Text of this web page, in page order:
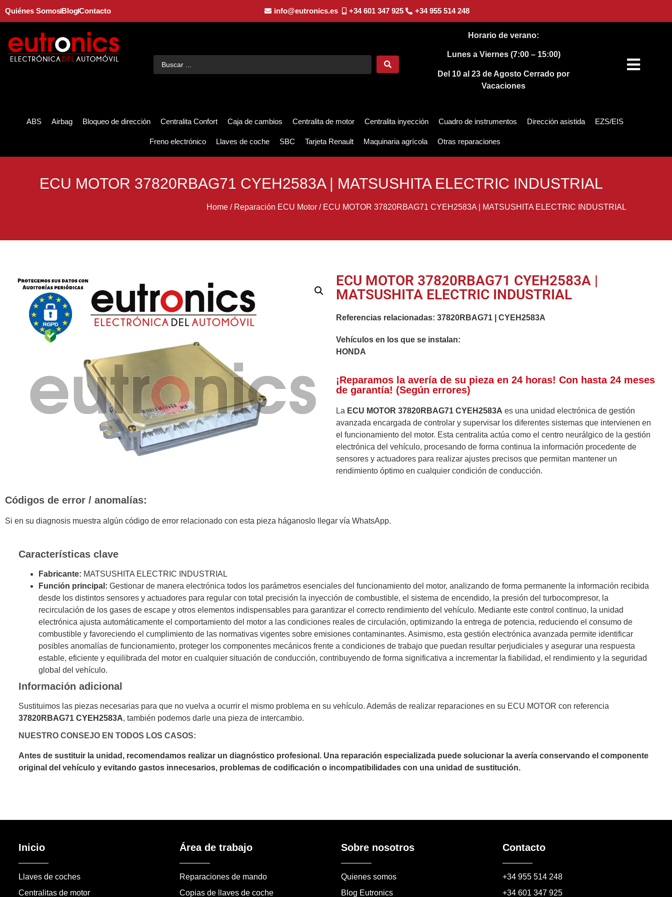
Quiénes SomosBlogContacto info@eutronics.es +34 601 347 925 +34 955 514 248
Horario de verano:
Lunes a Viernes (7:00 – 15:00)
Del 10 al 23 de AgostoCerrado por
Vacaciones
ABS Airbag Bloqueo de dirección Centralita Confort Caja de cambios Centralita de motor Centralita inyección Cuadro de instrumentos Dirección asistida EZS/EIS
Freno electrónico Llaves de coche SBC Tarjeta Renault Maquinaria agrícola Otras reparaciones
ECU MOTOR 37820RBAG71 CYEH2583A | MATSUSHITA ELECTRIC INDUSTRIAL
Home/ Reparación ECU Motor/ ECU MOTOR 37820RBAG71 CYEH2583A | MATSUSHITA ELECTRIC INDUSTRIAL
ECU MOTOR 37820RBAG71 CYEH2583A |
MATSUSHITA ELECTRIC INDUSTRIAL
Referencias relacionadas: 37820RBAG71 CYEH2583A
Vehículos en los que se instalan:
HONDA
¡Reparamos la avería de su pieza en 24 horas! Con hasta 24 meses
de garantía! (Según errores)
La ECU MOTOR 37820RBAG71 CYEH2583A es una unidad electrónica de gestión
avanzada encargada de controlar y supervisar los diferentes sistemas que intervienen en
el funcionamiento del motor. Esta centralita actúa como el centro neurálgico de la gestión
electrónica del vehículo, procesando de forma continua la información procedente de
sensores y actuadores para realizar ajustes precisos que permitan mantener un
rendimiento óptimo en cualquier condición de conducción.
Códigos de error / anomalías:
Si en su diagnosis muestra algún código de error relacionado con esta pieza háganoslo llegar vía WhatsApp.
Características clave
Fabricante: MATSUSHITA ELECTRIC INDUSTRIAL
Función principal: Gestionar de manera electrónica todos los parámetros esenciales del funcionamiento del motor, analizando de forma permanente la información recibida
desde los distintos sensores y actuadores para regular con total precisión la inyección de combustible, el sistema de encendido, la presión del turbocompresor, la
recirculación de los gases de escape y otros elementos indispensables para garantizar el correcto rendimiento del vehículo. Mediante este control continuo, la unidad
electrónica ajusta automáticamente el comportamiento del motor a las condiciones reales de circulación, optimizando la entrega de potencia, reduciendo el consumo de
combustible y favoreciendo el cumplimiento de las normativas vigentes sobre emisiones contaminantes. Asimismo, esta gestión electrónica avanzada permite identificar
posibles anomalías de funcionamiento, proteger los componentes mecánicos frente a condiciones de trabajo que puedan resultar perjudiciales y asegurar una respuesta
estable, eficiente y equilibrada del motor en cualquier situación de conducción, contribuyendo de forma significativa a incrementar la fiabilidad, el rendimiento y la seguridad
global del vehículo.
Información adicional
Sustituimos las piezas necesarias para que no vuelva a ocurrir el mismo problema en su vehículo. Además de realizar reparaciones en su ECU MOTOR con referencia
37820RBAG71 CYEH2583A, también podemos darle una pieza de intercambio.
NUESTRO CONSEJO EN TODOS LOS CASOS:
Antes de sustituir la unidad, recomendamos realizar un diagnóstico profesional. Una reparación especializada puede solucionar la avería conservando el componente
original del vehículo y evitando gastos innecesarios, problemas de codificación o incompatibilidades con una unidad de sustitución.
Inicio
Llaves de coches
Centralitas de motor
Área de trabajo
Reparaciones de mando
Copias de llaves de coche
Sobre nosotros
Quienes somos
Blog Eutronics
Contacto
+34 955 514 248
+34 601 347 925